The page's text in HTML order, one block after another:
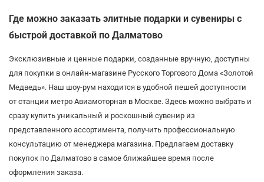
Где можно заказать элитные подарки и сувениры с
быстрой доставкой по Далматово
Эксклюзивные и ценные подарки, созданные вручную, доступны
для покупки в онлайн-магазине Русского Торгового Дома «Золотой
Медведь». Наш шоу-рум находится в удобной пешей доступности
от станции метро Авиамоторная в Москве. Здесь можно выбрать и
сразу купить уникальный и роскошный сувенир из
представленного ассортимента, получить профессиональную
консультацию от менеджера магазина. Предлагаем доставку
покупок по Далматово в самое ближайшее время после
оформления заказа.